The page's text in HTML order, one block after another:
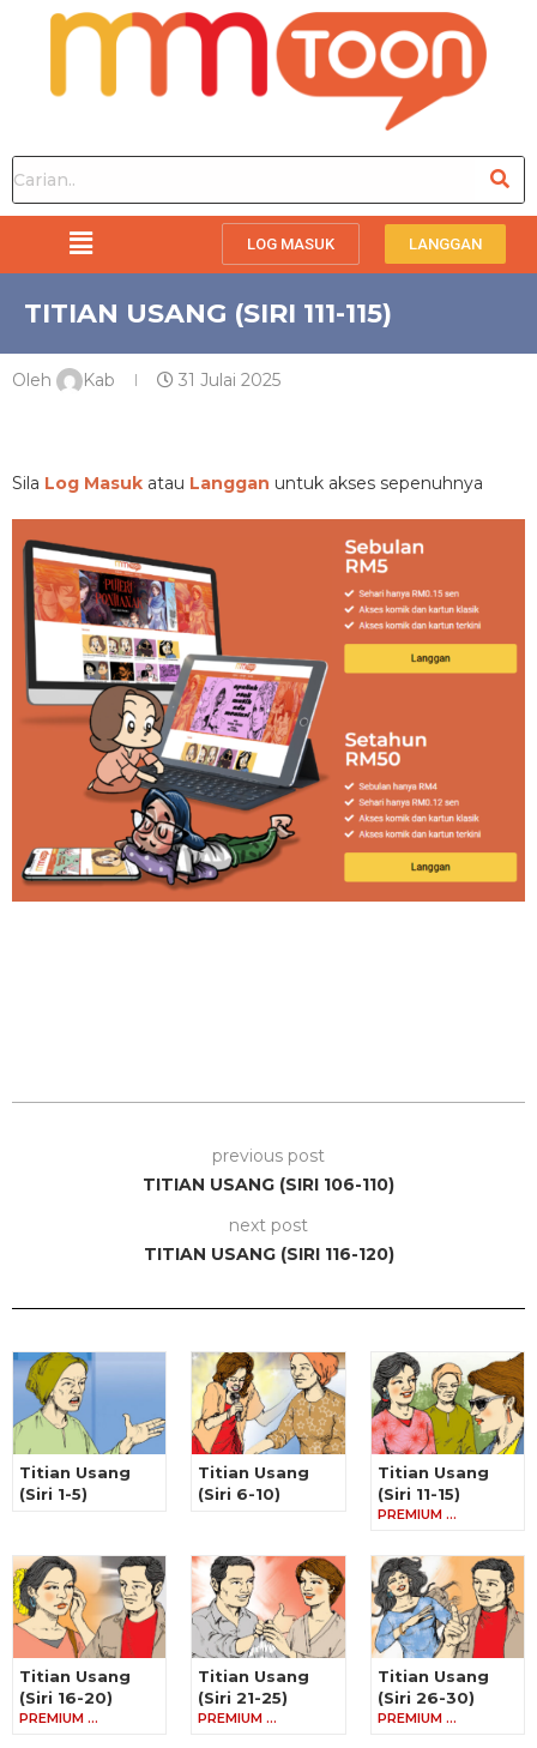
LOG MASUK LANGGAN
TITIAN USANG (SIRI 111-115)
Oleh Kab 31 Julai 2025
Sila Log Masuk atau Langgan untuk akses sepenuhnya
previous post
TITIAN USANG (SIRI 106-110)
next post
TITIAN USANG (SIRI 116-120)
Titian Usang
(Siri 1-5)
Titian Usang
(Siri 6-10)
Titian Usang
(Siri 11-15)
PREMIUM …
Titian Usang
(Siri 16-20)
PREMIUM …
Titian Usang
(Siri 21-25)
PREMIUM …
Titian Usang
(Siri 26-30)
PREMIUM …